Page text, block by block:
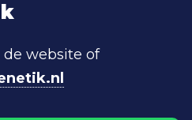
website of